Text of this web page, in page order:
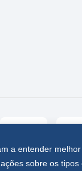
a entender
sobre os tipos